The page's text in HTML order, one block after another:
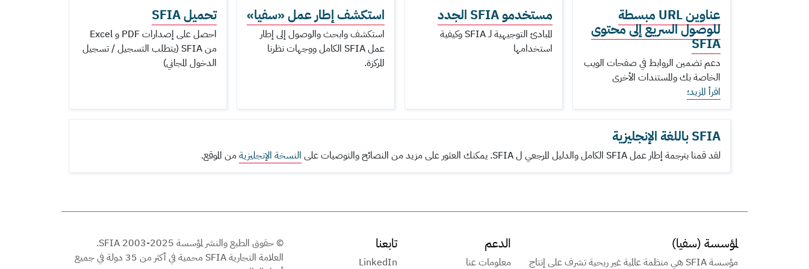
عناوين URL مبسطة
للوصول السريع إلى محتوى
SFIA
دعم تضمين الروابط في صفحات الويب
الخاصة بك والمستندات الأخرى
اقرأ المزيد؛
مستخدمو SFIA الجدد
المبادئ التوجيهية لـ SFIA وكيفية
استخدامها
استكشف إطار عمل «سفيا»
استكشف وابحث والوصول إلى إطار
عمل SFIA الكامل ووجهات نظرنا
المركزة.
تحميل SFIA
احصل على إصدارات PDF و Excel
من SFIA (يتطلب التسجيل / تسجيل
الدخول المجاني)
SFIA باللغة الإنجليزية
لقد قمنا بترجمة إطار عمل SFIA الكامل والدليل المرجعي ل SFIA. يمكنك العثور على مزيد من النصائح والتوصيات على النسخة الإنجليزية من الموقع.
لمؤسسة (سفيا)
مؤسسة SFIA هي منظمة عالمية غير ربحية تشرف على إنتاج
الدعم
معلومات عنا
تابعنا
LinkedIn
© حقوق الطبع والنشر لمؤسسة SFIA 2003-2025.
العلامة التجارية SFIA محمية في أكثر من 35 دولة في جميع